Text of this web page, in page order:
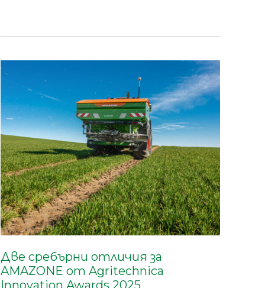
Две сребърни отличия за
AMAZONE от Agritechnica
Innovation Awards 2025
Две
сребърни
отличия
за
AMAZONE
от
Agritechnica
Innovation
Awards
2025